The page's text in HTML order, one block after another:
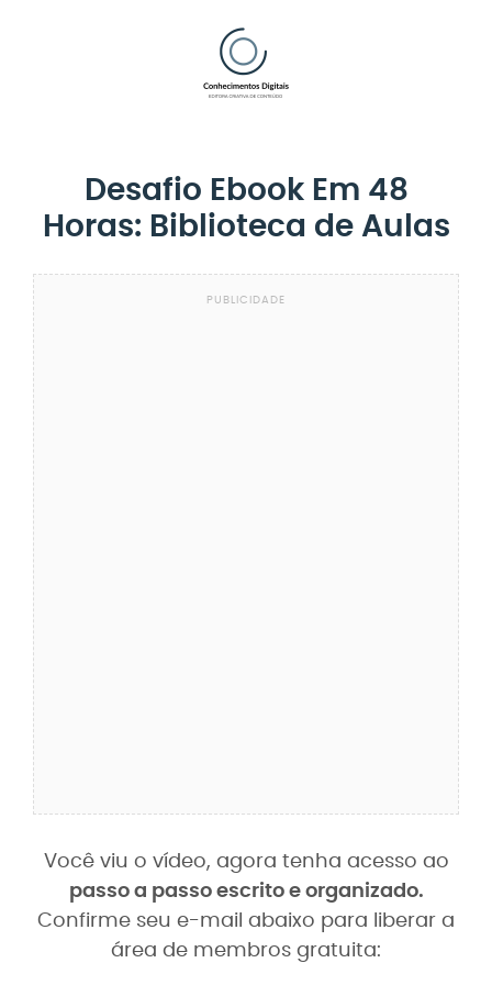
Desafio Ebook Em 48
Horas: Biblioteca de Aulas
PUBLICIDADE
Você viu o vídeo, agora tenha acesso ao
passo a passo escrito e organizado.
Confirme seu e-mail abaixo para liberar a
área de membros gratuita: